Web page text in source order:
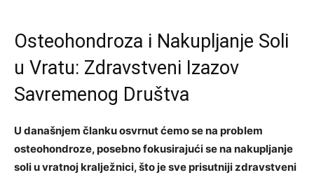
Osteohondroza i Nakupljanje Soli
u Vratu: Zdravstveni Izazov
Savremenog Društva
U današnjem članku osvrnut ćemo se na problem
osteohondroze, posebno fokusirajući se na nakupljanje
soli u vratnoj kralježnici, što je sve prisutniji zdravstveni